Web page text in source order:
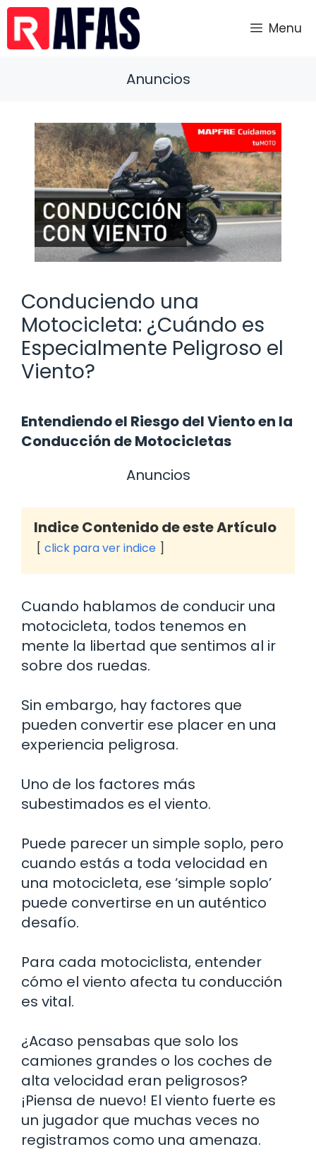
Saltar
contenido
Menu
Anuncios
Conduciendo una
Motocicleta: ¿Cuándo es
Especialmente Peligroso el
Viento?
Entendiendo el Riesgo del Viento en la
Conducción de Motocicletas
Anuncios
Indice Contenido de este Artículo
click para ver indice
Cuando hablamos de conducir una
motocicleta, todos tenemos en
mente la libertad que sentimos al ir
sobre dos ruedas.
Sin embargo, hay factores que
pueden convertir ese placer en una
experiencia peligrosa.
Uno de los factores más
subestimados es el viento.
Puede parecer un simple soplo, pero
cuando estás a toda velocidad en
una motocicleta, ese ‘simple soplo’
puede convertirse en un auténtico
desafío.
Para cada motociclista, entender
cómo el viento afecta tu conducción
es vital.
¿Acaso pensabas que solo los
camiones grandes o los coches de
alta velocidad eran peligrosos?
¡Piensa de nuevo! El viento fuerte es
un jugador que muchas veces no
registramos como una amenaza.